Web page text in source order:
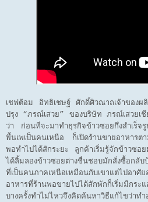
เชฟต้อม อิทธิเชษฐ์ ศักดิ์ศิวณาถเจ้าของผ
ปรุง “ภรณ์เสวย” ของบริษัท ภรณ์เสวยเ
ว่า ก่อนที่จะมาทำธุรกิจข้าวซอยกึ่งสำเร็จ
พื้นเพเป็นคนเหนือ ก็เปิดร้านขายอาหาร
พอทำไปได้สักระยะ ลูกค้าเริ่มรู้จักข้าวซอ
ได้ลิ้มลองข้าวซอยต่างชื่นชอบมักสั่งซื้อกลับ
ที่เป็นคนภาคเหนือเหมือนกับเขาแต่ไปอาศั
อาหารที่ร้านพอขายไปได้สักพักก็เริ่มมีกระ
บางครั้งทำไม่ไหวจึงคิดค้นหาวิธีแก้ไขว่าท